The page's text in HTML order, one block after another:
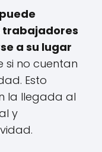
trabajadores
a su lugar
si no cuentan
Esto
la llegada al
y